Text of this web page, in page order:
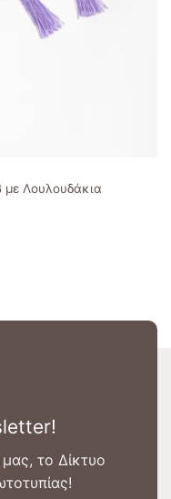
Λουλουδάκια
το Δίκτυο